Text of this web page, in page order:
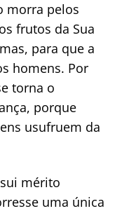
morra pelos
frutos da Sua
para que a
homens. Por
torna o
porque
usufruem da
mérito
uma única